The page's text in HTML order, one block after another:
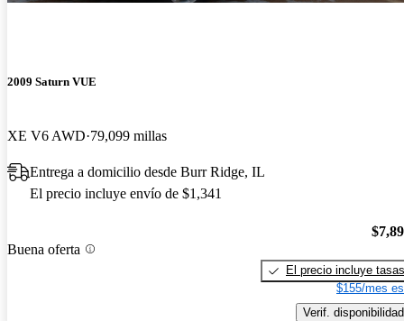
2009 Saturn VUE
XE V6 AWD 79,099 millas
Entrega a domicilio desde Burr Ridge, IL
El precio incluye envío de $1,341
Buena oferta
El precio incluye tasas
$155/mes
Verif. disponibilidad